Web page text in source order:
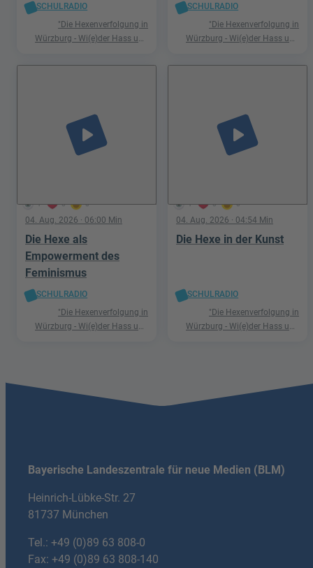
SCHULRADIO
"Die Hexenverfolgung in
Würzburg - Wi(e)der Hass und
SCHULRADIO
"Die Hexenverfolgung in
Würzburg - Wi(e)der Hass und
1 0 0
play_arrow
04. Aug. 2026 · 06:00 Min
Die Hexe als
Empowerment des
Feminismus
SCHULRADIO
"Die Hexenverfolgung in
Würzburg - Wi(e)der Hass und
1 0 0
play_arrow
04. Aug. 2026 · 04:54 Min
Die Hexe in der Kunst
SCHULRADIO
"Die Hexenverfolgung in
Würzburg - Wi(e)der Hass und
Bayerische Landeszentrale für neue Medien (BLM)
Heinrich-Lübke-Str. 27
81737 München
Tel.: +49 (0)89 63 808-0
Fax: +49 (0)89 63 808-140